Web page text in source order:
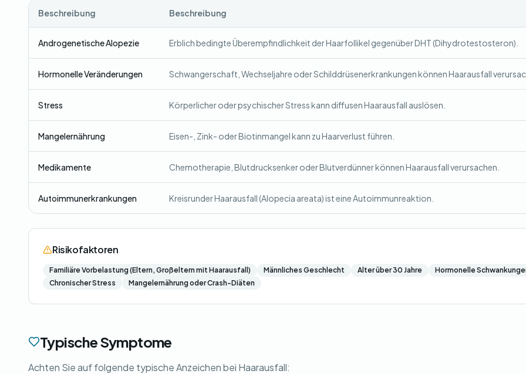
Beschreibung Beschreibung
Androgenetische Alopezie Erblich bedingte Überempfindlichkeit der Haarfollikel gegenüber DHT (Dihydrotestosteron).
Hormonelle Veränderungen Schwangerschaft, Wechseljahre oder Schilddrüsenerkrankungen können Haarausfall
Stress Körperlicher oder psychischer Stress kann diffusen Haarausfall auslösen.
Mangelernährung Eisen-, Zink- oder Biotinmangel kann zu Haarverlust führen.
Medikamente Chemotherapie, Blutdrucksenker oder Blutverdünner können Haarausfall verursachen.
Autoimmunerkrankungen Kreisrunder Haarausfall (Alopecia areata) ist eine Autoimmunreaktion.
Risikofaktoren
Familiäre Vorbelastung (Eltern, Großeltern mit Haarausfall) Männliches Geschlecht Alter über 30 Jahre
Hormonelle
Chronischer Stress
Mangelernährung oder Crash-Diäten
Typische Symptome
Achten Sie auf folgende typische Anzeichen bei Haarausfall: